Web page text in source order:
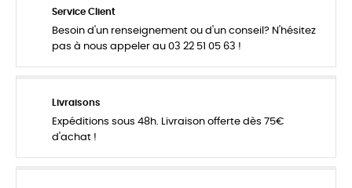
Service Client
Besoin d'un renseignement ou d'un conseil? N'hésitez
pas à nous appeler au 03 22 51 05 63 !
Livraisons
Expéditions sous 48h. Livraison offerte dès 75€
d'achat !